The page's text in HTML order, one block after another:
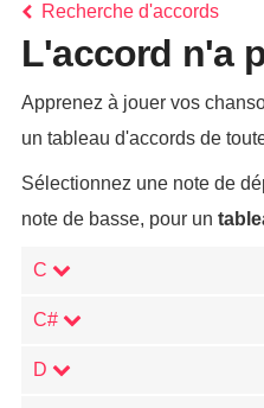
Recherche d'accords
L'accord n'a
Apprenez à jouer vos
un tableau d'accords de
Sélectionnez une note de
note de basse, pour un
C
C#
D